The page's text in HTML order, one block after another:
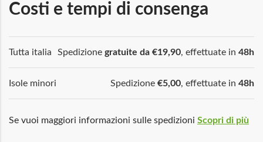
Costi e tempi di consenga
Tutta italia Spedizione gratuite da €19,90, effettuate in 48h
Isole minori Spedizione €5,00, effettuate in 48h
Se vuoi maggiori informazioni sulle spedizioni Scopri di più